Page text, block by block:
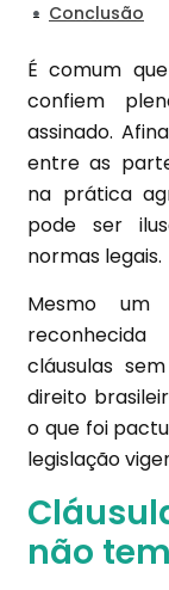
Conclusão
É comum
confiem
assinado.
entre as
na prática
pode ser
normas legais.
Mesmo um
cláusulas
direito
o que foi
legislação
não